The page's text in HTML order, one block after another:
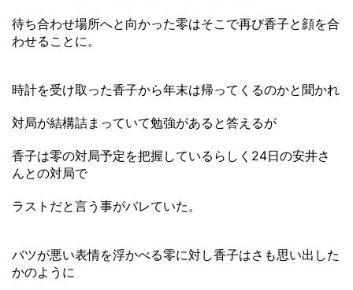
待ち合わせ場所へと向かった零はそこで再び香子と顔を合
わせることに。
時計を受け取った香子から年末は帰ってくるのかと聞かれ
対局が結構詰まっていて勉強があると答えるが
香子は零の対局予定を把握しているらしく24日の安井さ
んとの対局で
ラストだと言う事がバレていた。
バツが悪い表情を浮かべる零に対し香子はさも思い出した
かのように